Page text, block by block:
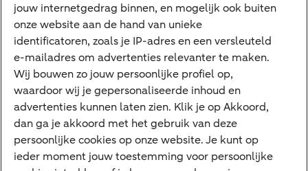
Apple Pay
Google Pay
Veilig bankieren
Meest gezocht
Hypotheek berekenen
E.dentifier
Jaaroverzicht
jouw internetgedrag binnen, en mogelijk ook buiten
onze website aan de hand van unieke
identificatoren, zoals je IP-adres en een versleuteld
e-mailadres om advertenties relevanter te maken.
Wij bouwen zo jouw persoonlijke profiel op,
waardoor wij je gepersonaliseerde inhoud en
advertenties kunnen laten zien. Klik je op Akkoord,
dan ga je akkoord met het gebruik van deze
persoonlijke cookies op onze website. Je kunt op
ieder moment jouw toestemming voor persoonlijke